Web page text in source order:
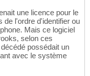
une licence pour le
de l'ordre d'identifier ou
Mais ce logiciel
selon ces
possédait un
avec le système